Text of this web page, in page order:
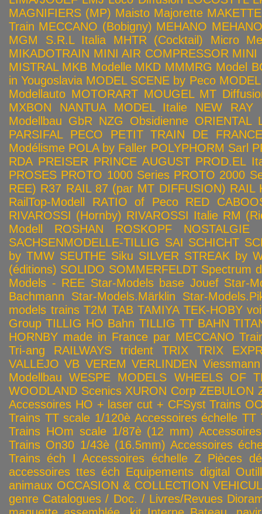
MAGNIFIERS (MP) Maisto Majorette MAKETTE
Train MECCANO (Bobigny) MEHANO
MGM S.R.L Italia
MHTR (Cocktail)
Micro
MIKADOTRAIN MINI AIR COMPRESSOR MINI
MISTRAL MKB Modelle MKD MMMRG Model
in Yougoslavia MODEL SCENE by Peco
Modellauto MOTORART MOUGEL MT
MXBON
NANTUA MODEL Italie NEW RAY
Modellbau GbR NZG Obsidienne ORIENTAL
PARSIFAL
PECO
PETIT TRAIN DE FRANCE
Modélisme POLA by Faller POLYPHORM Sarl
RDA PREISER PRINCE AUGUST PROD.EL
PROSES PROTO 1000 Series PROTO 2000
REE) R37 RAIL 87 (par MT DIFFUSION) RAIL
RailTop-Modell
RATIO of Peco
RED
RIVAROSSI (Hornby) RIVAROSSI Italie RM
Modell
ROSHAN ROSKOPF NOSTALGIE
SACHSENMODELLE-TILLIG SAI SCHICHT
by TMW SEUTHE Siku SILVER STREAK by
(éditions) SOLIDO SOMMERFELDT Spectrum
Models - REE Star-Models base Jouef Star-
Bachmann
Star-Models.Märklin
Star-
models trains T2M TAB TAMIYA TEK-HOBY
Group TILLIG HO Bahn TILLIG TT BAHN
HORNBY made in France par MECCANO
Tri-ang RAILWAYS
trident TRIX
TRIX
VALLEJO VB VEREM VERLINDEN Viessmann
Modellbau WESPE MODELS WHEELS OF
WOODLAND Scenics XURON Corp ZEBULON
Accessoires HO + laser cut + CFSyst Trains
Trains TT scale 1/120è Accessoires échelle TT
Trains HOm scale 1/87è (12 mm)
Trains On30 1/43è (16.5mm) Accessoires
Trains éch I Accessoires échelle Z Pièces
accessoires ttes éch Equipements digital
animaux OCCASION & COLLECTION
genre Catalogues / Doc. / Livres/Revues